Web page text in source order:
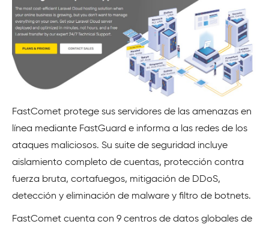
FastComet protege sus servidores de las amenazas en
línea mediante FastGuard e informa a las redes de los
ataques maliciosos. Su suite de seguridad incluye
aislamiento completo de cuentas, protección contra
fuerza bruta, cortafuegos, mitigación de DDoS,
detección y eliminación de malware y filtro de botnets.
FastComet cuenta con 9 centros de datos globales de